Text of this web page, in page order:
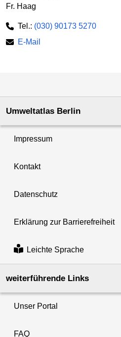
Fr. Haag
Tel.: (030) 90173 5270
E-Mail
Umweltatlas Berlin
Impressum
Kontakt
Datenschutz
Erklärung zur Barrierefreiheit
Leichte Sprache
weiterführende Links
Unser Portal
FAQ